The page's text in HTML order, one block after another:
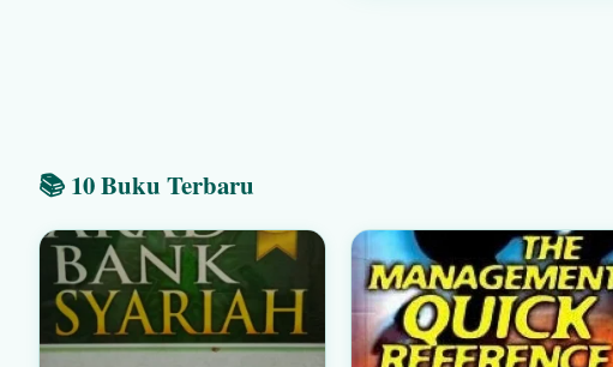
📚 10 Buku Terbaru